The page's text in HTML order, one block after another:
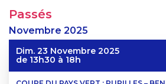
Passés
Novembre 2025
Dim. 23 Novembre 2025
de 13h30 à 18h